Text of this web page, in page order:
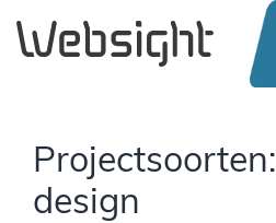
Projectsoorten:
design